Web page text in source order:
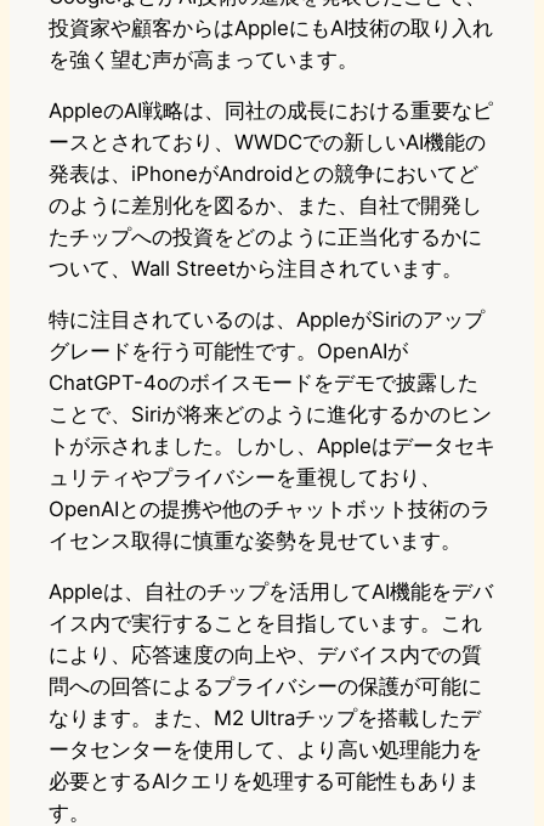
投資家や顧客からはAppleにもAI技術の取り入れ
を強く望む声が高まっています。
AppleのAI戦略は、同社の成長における重要なピ
ースとされており、WWDCでの新しいAI機能の
発表は、iPhoneがAndroidとの競争においてど
のように差別化を図るか、また、自社で開発し
たチップへの投資をどのように正当化するかに
ついて、Wall Streetから注目されています。
特に注目されているのは、AppleがSiriのアップ
グレードを行う可能性です。OpenAIが
ChatGPT-4oのボイスモードをデモで披露した
ことで、Siriが将来どのように進化するかのヒン
トが示されました。しかし、Appleはデータセキ
ュリティやプライバシーを重視しており、
OpenAIとの提携や他のチャットボット技術のラ
イセンス取得に慎重な姿勢を見せています。
Appleは、自社のチップを活用してAI機能をデバ
イス内で実行することを目指しています。これ
により、応答速度の向上や、デバイス内での質
問への回答によるプライバシーの保護が可能に
なります。また、M2 Ultraチップを搭載したデ
ータセンターを使用して、より高い処理能力を
必要とするAIクエリを処理する可能性もありま
す。